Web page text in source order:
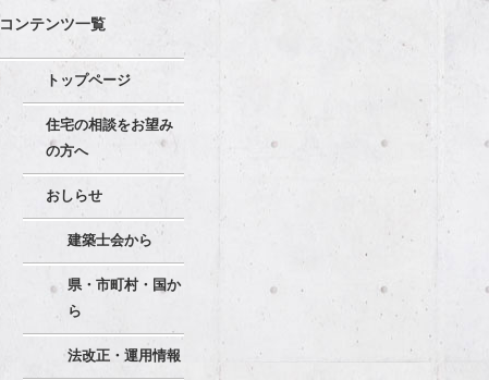
コンテンツ一覧
トップページ
住宅の相談をお望み
の方へ
おしらせ
建築士会から
県・市町村・国か
ら
法改正・運用情報